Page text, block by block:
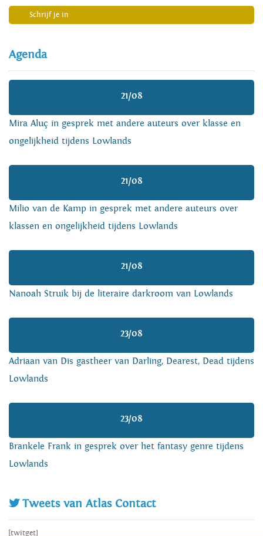
Schrijf je in
Agenda
21/08
Mira Aluç in gesprek met andere auteurs over klasse en
ongelijkheid tijdens Lowlands
21/08
Milio van de Kamp in gesprek met andere auteurs over
klassen en ongelijkheid tijdens Lowlands
21/08
Nanoah Struik bij de literaire darkroom van Lowlands
23/08
Adriaan van Dis gastheer van Darling, Dearest, Dead tijdens
Lowlands
23/08
Brankele Frank in gesprek over het fantasy genre tijdens
Lowlands
Tweets van Atlas Contact
[twitget]